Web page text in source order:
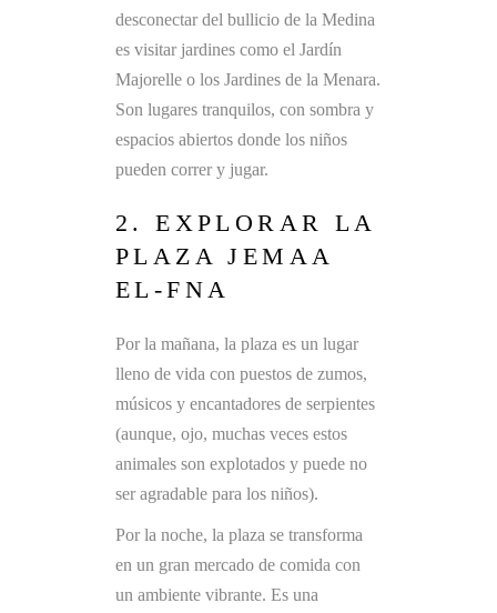
desconectar del bullicio de la Medina
es visitar jardines como el Jardín
Majorelle o los Jardines de la Menara.
Son lugares tranquilos, con sombra y
espacios abiertos donde los niños
pueden correr y jugar.
2. EXPLORAR LA
PLAZA JEMAA
EL-FNA
Por la mañana, la plaza es un lugar
lleno de vida con puestos de zumos,
músicos y encantadores de serpientes
(aunque, ojo, muchas veces estos
animales son explotados y puede no
ser agradable para los niños).
Por la noche, la plaza se transforma
en un gran mercado de comida con
un ambiente vibrante. Es una